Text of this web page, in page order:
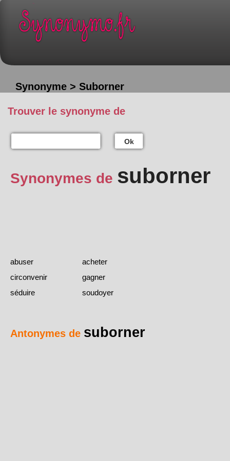
Synonyme > Suborner
Trouver le synonyme de
Ok
Synonymes de suborner
abuser
acheter
circonvenir
gagner
séduire
soudoyer
Antonymes de suborner